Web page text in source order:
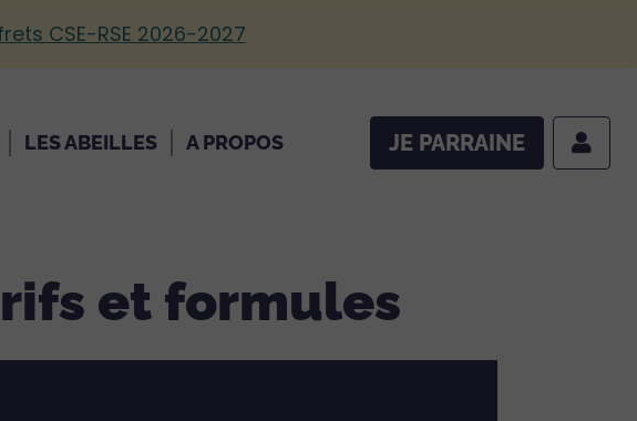
CSE-RSE 2026-2027
LES ABEILLES A PROPOS JE PARRAINE
et formules